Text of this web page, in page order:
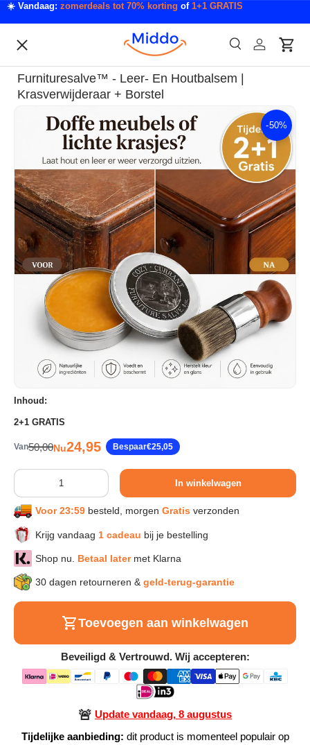
Ga naar inhoud
☀️ Vandaag: zomerdeals tot 70% korting of 1+1 GRATIS
Zoeken
Acties
ZoekenInloggen
Acties & Deals
Slaapkamer & Badkamer
Mode & Accessoires
Tech & Gadgets
Auto & Klussen
Tuin & Outdoor
Sport & Herstel
Kids & Speelgoed
Huisdieren
Huishouden & Schoonmaak
Keuken & Koken
Alle collecties
Furnituresalve™ - Leer- En Houtbalsem |
Krasverwijderaar + Borstel
Ga direct naar productinformatie -50%
Inhoud:
2+1 GRATIS
VanReguliere prijs
50,00Verkoopprijs
Nu24,95 Bespaar€25,05
Aantal
In winkelwagen
Voor 23:59 besteld, morgen Gratis verzonden
Krijg vandaag 1 cadeau bij je bestelling
Shop nu. Betaal latermet Klarna
30 dagen retourneren & geld-terug-garantie
Toevoegen aan winkelwagen
Beveiligd & Vertrouwd. Wij accepteren:
🚨 Update vandaag, 8 augustus
Tijdelijke aanbieding: dit product is momenteel populair op